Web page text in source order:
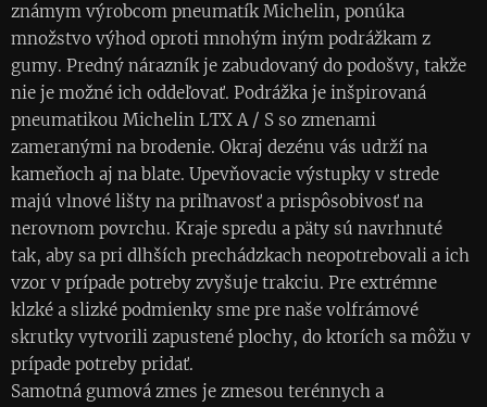
známym výrobcom pneumatík Michelin, ponúka
množstvo výhod oproti mnohým iným podrážkam z
gumy. Predný nárazník je zabudovaný do podošvy, takže
nie je možné ich oddeľovať. Podrážka je inšpirovaná
pneumatikou Michelin LTX A / S so zmenami
zameranými na brodenie. Okraj dezénu vás udrží na
kameňoch aj na blate. Upevňovacie výstupky v strede
majú vlnové lišty na priľnavosť a prispôsobivosť na
nerovnom povrchu. Kraje spredu a päty sú navrhnuté
tak, aby sa pri dlhších prechádzkach neopotrebovali a ich
vzor v prípade potreby zvyšuje trakciu. Pre extrémne
klzké a slizké podmienky sme pre naše volfrámové
skrutky vytvorili zapustené plochy, do ktorích sa môžu v
prípade potreby pridať.
Samotná gumová zmes je zmesou terénnych a